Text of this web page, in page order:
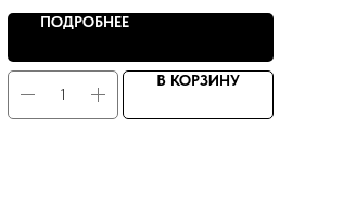
ПОДРОБНЕЕ
В КОРЗИНУ